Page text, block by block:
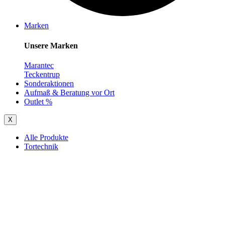
Marken
Unsere Marken
Marantec
Teckentrup
Sonderaktionen
Aufmaß & Beratung vor Ort
Outlet %
X
Alle Produkte
Tortechnik